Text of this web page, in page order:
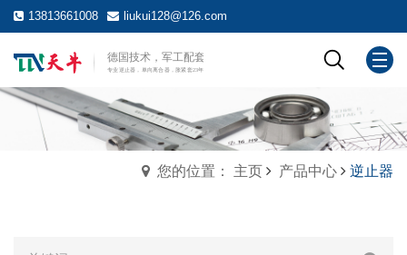
13813661008 liukui128@126.com
您的位置： 主页 产品中心 逆止器